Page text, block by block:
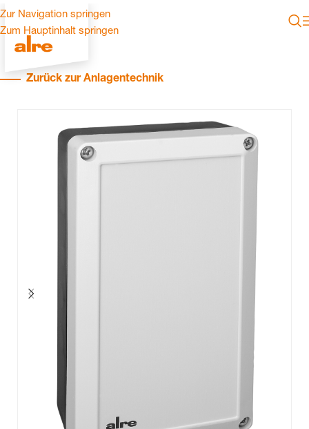
Zur Navigation springen
Zum Hauptinhalt springen
Zurück zur Anlagentechnik